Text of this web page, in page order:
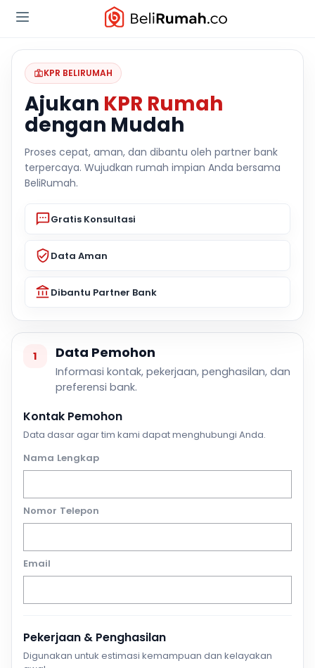
KPR BELIRUMAH
Ajukan KPR Rumah
dengan Mudah
Proses cepat, aman, dan dibantu oleh partner bank
terpercaya. Wujudkan rumah impian Anda bersama
BeliRumah.
Gratis Konsultasi
Data Aman
Dibantu Partner Bank
1 Data Pemohon
Informasi kontak, pekerjaan, penghasilan, dan
preferensi bank.
Kontak Pemohon
Data dasar agar tim kami dapat menghubungi Anda.
Nama Lengkap
Nomor Telepon
Email
Pekerjaan & Penghasilan
Digunakan untuk estimasi kemampuan dan kelayakan